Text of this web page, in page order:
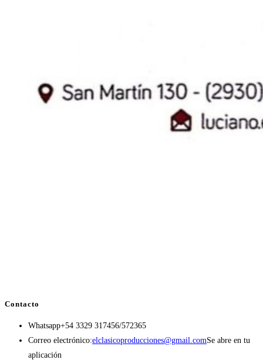
Contacto
Whatsapp+54 3329 317456/572365
Correo electrónico:elclasicoproducciones@gmail.comSe abre en tu
aplicación